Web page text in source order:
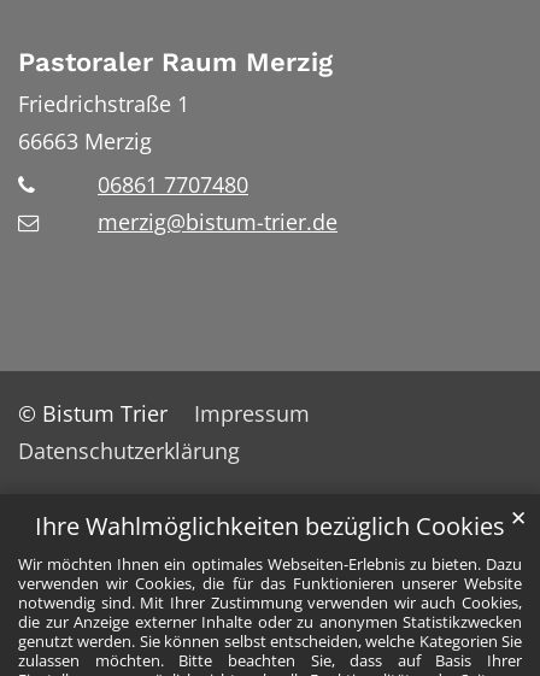
Ihre Wahlmöglichkeiten bezüglich Cookies
Wir möchten Ihnen ein optimales Webseiten-Erlebnis zu bieten. Dazu
verwenden wir Cookies, die für das Funktionieren unserer Website
notwendig sind. Mit Ihrer Zustimmung verwenden wir auch Cookies,
die zur Anzeige externer Inhalte oder zu anonymen Statistikzwecken
genutzt werden. Sie können selbst entscheiden, welche Kategorien Sie
zulassen möchten. Bitte beachten Sie, dass auf Basis Ihrer
✕
Pastoraler Raum Merzig
Friedrichstraße 1
66663 Merzig
06861 7707480
merzig@bistum-trier.de
© Bistum Trier
Impressum
Datenschutzerklärung